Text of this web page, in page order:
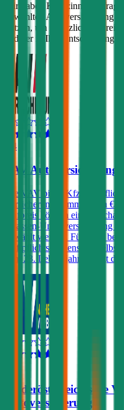
Wir haben Kund:innen
gewählten Autoversicherung
nutzen, um zusätzlich zu
anderer in Ihre Entscheidung
4,4
VAV Autoversicherung
Die VAV bietet Kfz-
Versicherungssummen von €
Aufpreis können ein
Insassen-Unfallversicherung
gewählt werden. Für nicht
Haftpflichtschadens ein
dem 23. Lebensjahr beträgt
Niederösterreichische
Autoversicherung